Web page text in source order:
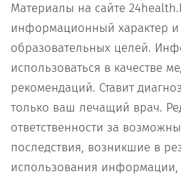
Материалы на сайте
информационный характер
образовательных целей.
использоваться в качестве
рекомендаций. Ставит
только ваш лечащий врач.
ответственности за
последствия, возникшие в
использования